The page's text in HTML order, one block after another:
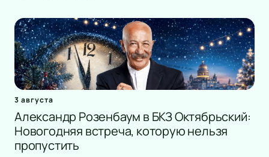
3 августа
Александр Розенбаум в БКЗ Октябрьский:
Новогодняя встреча, которую нельзя
пропустить